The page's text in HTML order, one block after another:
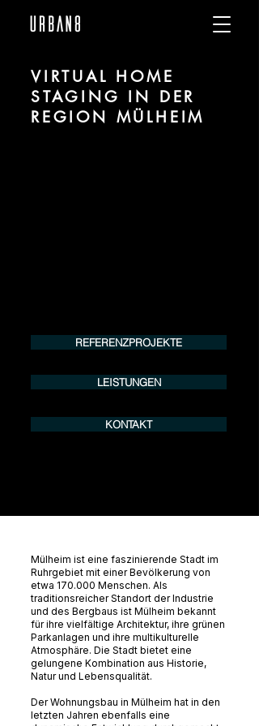
VIRTUAL HOME
STAGING IN DER
REGION MÜLHEIM
REFERENZPROJEKTE
LEISTUNGEN
KONTAKT
Mülheim ist eine faszinierende Stadt im
Ruhrgebiet mit einer Bevölkerung von
etwa 170.000 Menschen. Als
traditionsreicher Standort der Industrie
und des Bergbaus ist Mülheim bekannt
für ihre vielfältige Architektur, ihre grünen
Parkanlagen und ihre multikulturelle
Atmosphäre. Die Stadt bietet eine
gelungene Kombination aus Historie,
Natur und Lebensqualität.
Der Wohnungsbau in Mülheim hat in den
letzten Jahren ebenfalls eine